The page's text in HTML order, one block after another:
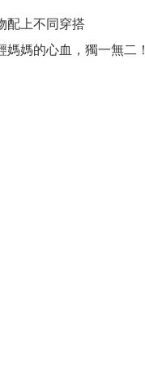
配上不同穿搭
媽的心血，獨一無二！